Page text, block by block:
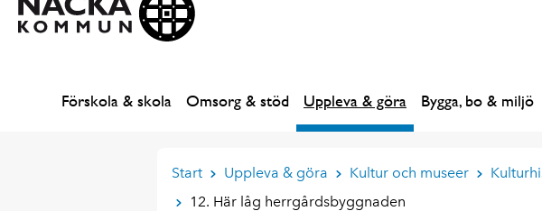
Förskola & skola Omsorg & stöd Uppleva & göra Bygga, bo & miljö
Start Uppleva & göra Kultur och museer
12. Här låg herrgårdsbyggnaden